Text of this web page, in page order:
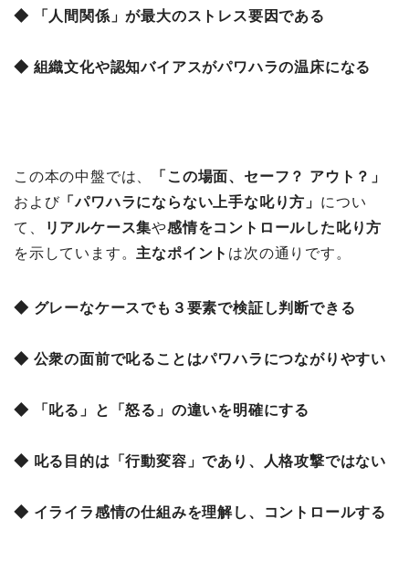
◆ 「人間関係」が最大のストレス要因である
◆ 組織文化や認知バイアスがパワハラの温床になる
この本の中盤では、
「この場面、セーフ？ アウト？」
および「パワハラにならない上手な叱り方」 につい
て、
リアルケース集や感情をコントロールした叱り方
を示しています。 主なポイント は次の通りです。
◆ グレーなケースでも３要素で検証し判断できる
◆ 公衆の面前で叱ることはパワハラにつながりやすい
◆ 「叱る」と「怒る」の違いを明確にする
◆ 叱る目的は「行動変容」であり、人格攻撃ではない
◆ イライラ感情の仕組みを理解し、コントロールする